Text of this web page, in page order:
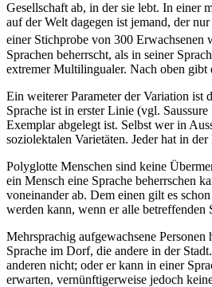
Gesellschaft ab, in der sie lebt. In einer
auf der Welt dagegen ist jemand, der
einer Stichprobe von 300 Erwachsenen
Sprachen beherrscht, als in seiner
extremer Multilingualer. Nach oben gibt
Ein weiterer Parameter der Variation ist
Sprache ist in erster Linie (vgl.
Exemplar abgelegt ist. Selbst wer in
soziolektalen Varietäten. Jeder hat in
Polyglotte Menschen sind keine
ein Mensch eine Sprache beherrschen
voneinander ab. Dem einen gilt es
werden kann, wenn er alle betreffenden
Mehrsprachig aufgewachsene
Sprache im Dorf, die andere in der
anderen nicht; oder er kann in einer
erwarten, vernünftigerweise jedoch